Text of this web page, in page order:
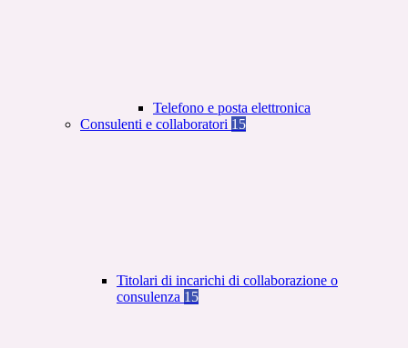
Telefono e posta elettronica
Consulenti e collaboratori 15
Titolari di incarichi di collaborazione o
consulenza 15